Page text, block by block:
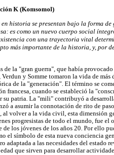
K (Komsomol)
historia se presentan bajo la forma
es como un nuevo cuerpo social
con una trayectoria vital
más importante de la historia, y, por
la "gran guerra", que había
y Somme tomaron la vida de más
de la "generación". El término se
cuando se estableció la
su patria. La "mili" contribuyó a
a asumir la connotación de rito de
al volver a la vida civil, esta dimensión
progresistas de todo el mundo, fue el
los jóvenes de los años 20. Por ello
el símbolo de esta nueva conciencia
adaptada a las necesidades del estado
que sirven para desarrollar